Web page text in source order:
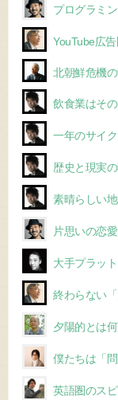
プログラミ
YouTube広
北朝鮮危機
飲食業はそ
一年のサイ
歴史と現実
素晴らしい
片思いの恋
大手プラッ
終わらない
夕陽的とは何
僕たちは「
英語圏のス